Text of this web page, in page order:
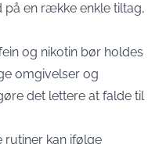
en række enkle tiltag,
og nikotin bør holdes
omgivelser og
det lettere at falde til
kan ifølge